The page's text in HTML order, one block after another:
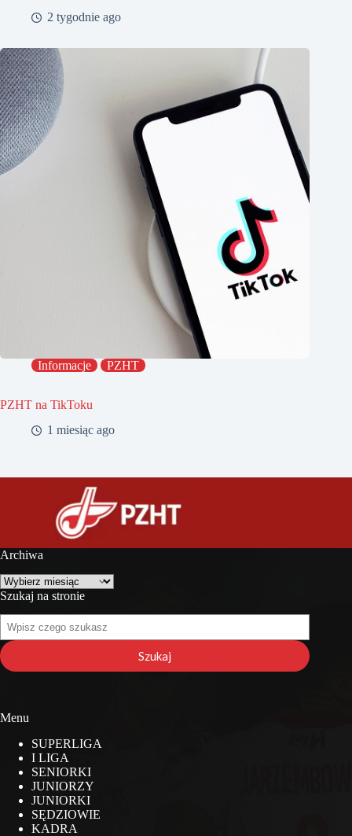
2 tygodnie ago
Informacje PZHT
PZHT na TikToku
1 miesiąc ago
Archiwa
Archiwa
Szukaj na stronie
Szukaj
na
stronie
Szukaj
Menu
SUPERLIGA
I LIGA
SENIORKI
JUNIORZY
JUNIORKI
SĘDZIOWIE
KADRA